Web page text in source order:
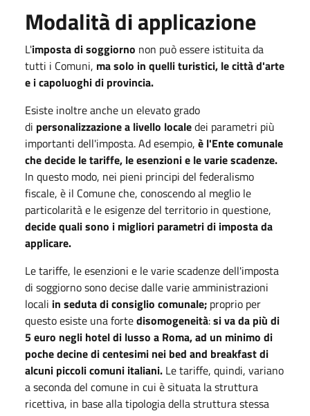
Modalità di applicazione
L'imposta di soggiorno non può essere istituita da
tutti i Comuni, ma solo in quelli turistici, le città d'arte
e i capoluoghi di provincia.
Esiste inoltre anche un elevato grado
di personalizzazione a livello localedei parametri più
importanti dell'imposta. Ad esempio, è l'Ente comunale
che decide le tariffe, le esenzioni e le varie scadenze.
In questo modo, nei pieni principi del federalismo
fiscale, è il Comune che, conoscendo al meglio le
particolarità e le esigenze del territorio in questione,
decide quali sono i migliori parametri di imposta da
applicare.
Le tariffe, le esenzioni e le varie scadenze dell'imposta
di soggiorno sono decise dalle varie amministrazioni
locali in seduta di consiglio comunale; proprio per
questo esiste una fortedisomogeneità:si va da più di
5 euro negli hotel di lusso a Roma, ad un minimo di
poche decine di centesimi nei bed and breakfast di
alcuni piccoli comuni italiani. Le tariffe, quindi, variano
a seconda del comune in cui è situata la struttura
ricettiva, in base alla tipologia della struttura stessa